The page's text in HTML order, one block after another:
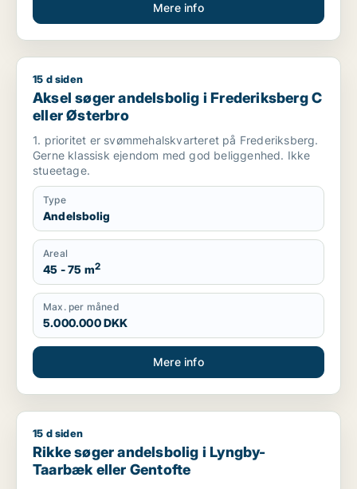
Mere info
Aksel søger andelsbolig i Frederiksberg C eller Østerbro
15 d siden
Aksel søger andelsbolig i Frederiksberg C
eller Østerbro
1. prioritet er svømmehalskvarteret på Frederiksberg.
Gerne klassisk ejendom med god beliggenhed. Ikke
stueetage.
Type
Andelsbolig
Areal
45 - 75 m2
Max. per måned
5.000.000 DKK
Mere info
Rikke søger andelsbolig i Lyngby-Taarbæk eller Gentofte
15 d siden
Rikke søger andelsbolig i Lyngby-
Taarbæk eller Gentofte